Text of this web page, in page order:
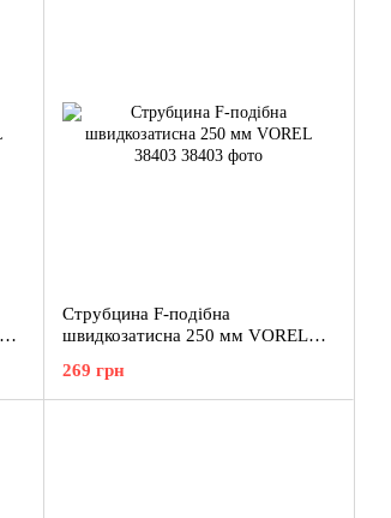
Струбцина F-подібна
швидкозатисна 250 мм VOREL
269 грн